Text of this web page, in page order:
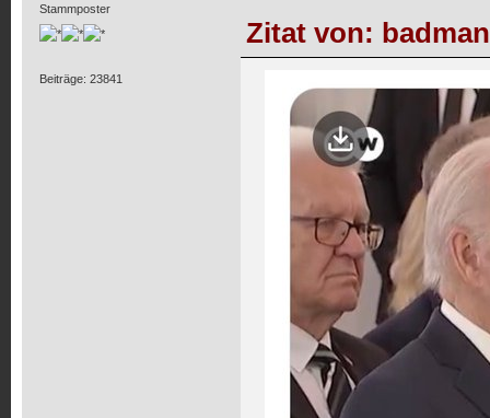
Stammposter
Beiträge: 23841
Zitat von: